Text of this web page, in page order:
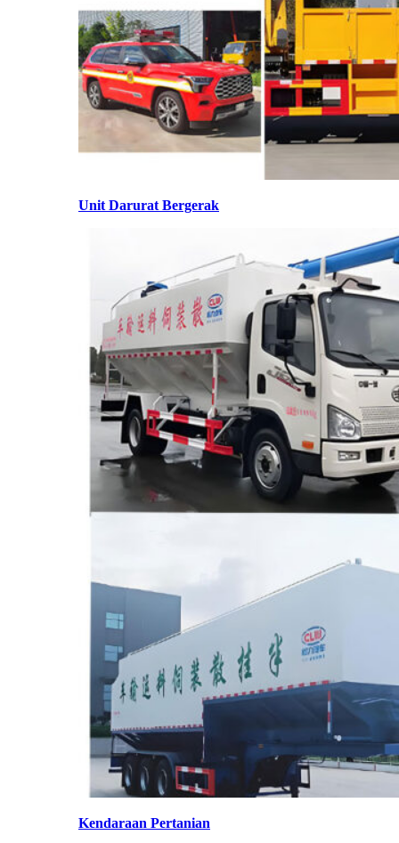
Unit Darurat Bergerak
Kendaraan Pertanian